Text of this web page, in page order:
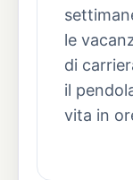
le
di
il
vita in